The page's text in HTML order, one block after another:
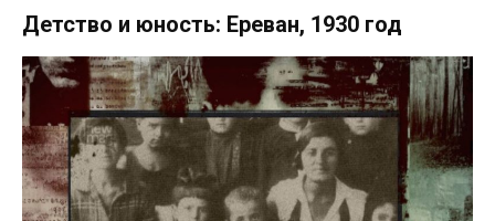
Детство и юность: Ереван, 1930 год